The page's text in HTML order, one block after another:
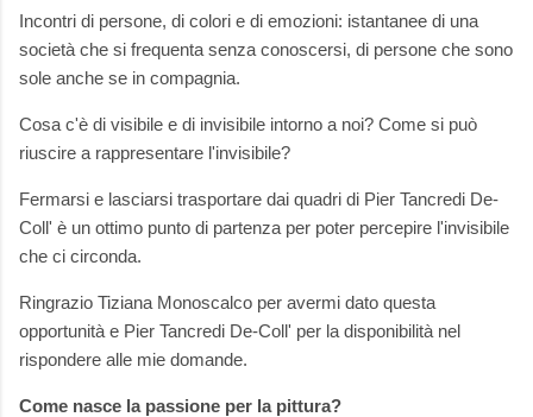
Incontri di persone, di colori e di emozioni: istantanee di una
società che si frequenta senza conoscersi, di persone che sono
sole anche se in compagnia.
Cosa c'è di visibile e di invisibile intorno a noi? Come si può
riuscire a rappresentare l'invisibile?
Fermarsi e lasciarsi trasportare dai quadri di Pier Tancredi De-
Coll' è un ottimo punto di partenza per poter percepire l'invisibile
che ci circonda.
Ringrazio Tiziana Monoscalco per avermi dato questa
opportunità e Pier Tancredi De-Coll' per la disponibilità nel
rispondere alle mie domande.
Come nasce la passione per la pittura?